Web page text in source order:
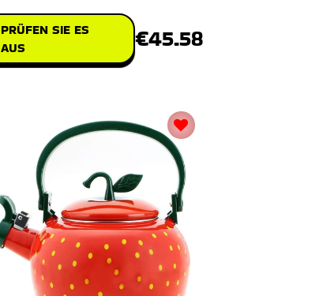
PRÜFEN SIE ES
AUS
€45.58